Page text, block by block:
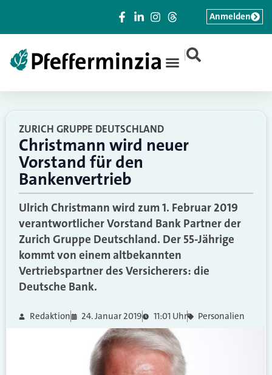
|
Anmelden
ZURICH GRUPPE DEUTSCHLAND
Christmann wird neuer
Vorstand für den
Bankenvertrieb
Ulrich Christmann wird zum 1. Februar 2019
verantwortlicher Vorstand Bank Partner der
Zurich Gruppe Deutschland. Der 55-Jährige
kommt von einem altbekannten
Vertriebspartner des Versicherers: die
Deutsche Bank.
Redaktion 24. Januar 2019 11:01 Uhr Personalien